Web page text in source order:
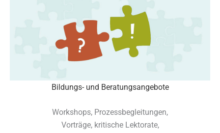
Bildungs- und Beratungsangebote
Workshops, Prozessbegleitungen,
Vorträge, kritische Lektorate,